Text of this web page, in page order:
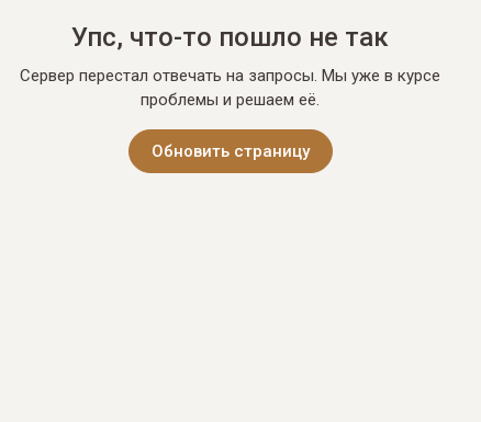
Упс, что-то пошло не так
Сервер перестал отвечать на запросы. Мы уже в курсе
проблемы и решаем её.
Обновить страницу